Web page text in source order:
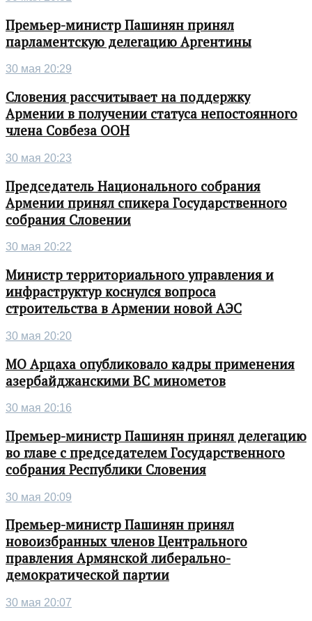
Премьер-министр Пашинян принял
парламентскую делегацию Аргентины
30 мая 20:29
Словения рассчитывает на поддержку
Армении в получении статуса непостоянного
члена Совбеза ООН
30 мая 20:23
Председатель Национального собрания
Армении принял спикера Государственного
собрания Словении
30 мая 20:22
Министр территориального управления и
инфраструктур коснулся вопроса
строительства в Армении новой АЭС
30 мая 20:20
МО Арцаха опубликовало кадры применения
азербайджанскими ВС минометов
30 мая 20:16
Премьер-министр Пашинян принял делегацию
во главе с председателем Государственного
собрания Республики Словения
30 мая 20:09
Премьер-министр Пашинян принял
новоизбранных членов Центрального
правления Армянской либерально-
демократической партии
30 мая 20:07